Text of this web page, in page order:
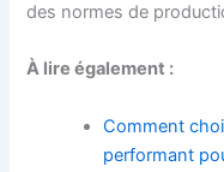
des normes de
À lire également :
Comment
performant